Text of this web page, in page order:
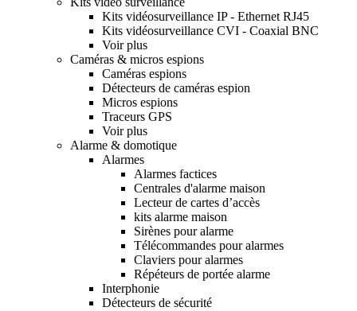
Kits vidéosurveillance IP - Ethernet RJ45
Kits vidéosurveillance CVI - Coaxial BNC
Voir plus
Caméras & micros espions
Caméras espions
Détecteurs de caméras espion
Micros espions
Traceurs GPS
Voir plus
Alarme & domotique
Alarmes
Alarmes factices
Centrales d'alarme maison
Lecteur de cartes d’accès
kits alarme maison
Sirènes pour alarme
Télécommandes pour alarmes
Claviers pour alarmes
Répéteurs de portée alarme
Interphonie
Détecteurs de sécurité